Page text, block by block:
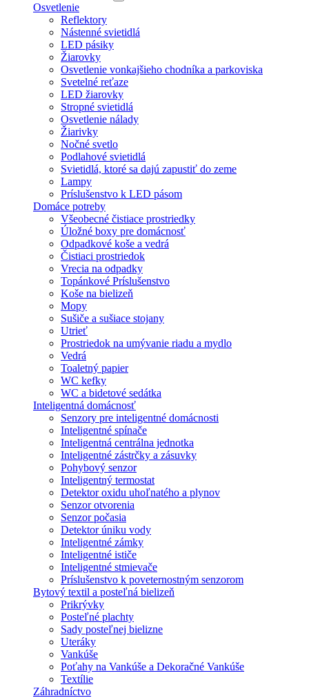
Osvetlenie
Reflektory
Nástenné svietidlá
LED pásiky
Žiarovky
Osvetlenie vonkajšieho chodníka a parkoviska
Svetelné reťaze
LED žiarovky
Stropné svietidlá
Osvetlenie nálady
Žiarivky
Nočné svetlo
Podlahové svietidlá
Svietidlá, ktoré sa dajú zapustiť do zeme
Lampy
Príslušenstvo k LED pásom
Domáce potreby
Všeobecné čistiace prostriedky
Úložné boxy pre domácnosť
Odpadkové koše a vedrá
Čistiaci prostriedok
Vrecia na odpadky
Topánkové Príslušenstvo
Koše na bielizeň
Mopy
Sušiče a sušiace stojany
Utrieť
Prostriedok na umývanie riadu a mydlo
Vedrá
Toaletný papier
WC kefky
WC a bidetové sedátka
Inteligentná domácnosť
Senzory pre inteligentné domácnosti
Inteligentné spínače
Inteligentná centrálna jednotka
Inteligentné zástrčky a zásuvky
Pohybový senzor
Inteligentný termostat
Detektor oxidu uhoľnatého a plynov
Senzor otvorenia
Senzor počasia
Detektor úniku vody
Inteligentné zámky
Inteligentné ističe
Inteligentné stmievače
Príslušenstvo k poveternostným senzorom
Bytový textil a posteľná bielizeň
Prikrývky
Posteľné plachty
Sady posteľnej bielizne
Uteráky
Vankúše
Poťahy na Vankúše a Dekoračné Vankúše
Textílie
Záhradníctvo